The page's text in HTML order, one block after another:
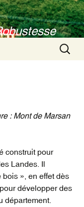
: Mont de Marsan
construit pour
Landes. Il
», en effet dès
développer des
département.